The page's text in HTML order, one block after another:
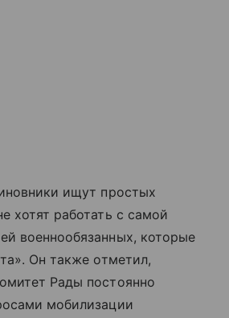
ищут простых
хотят работать с самой
военнообязанных, которые
Он также отметил,
Рады постоянно
мобилизации